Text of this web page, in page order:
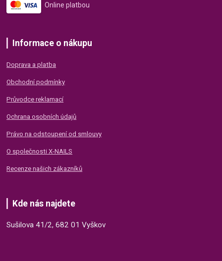
Online platbou
Informace o nákupu
Doprava a platba
Obchodní podmínky
Průvodce reklamací
Ochrana osobních údajů
Právo na odstoupení od smlouvy
O společnosti X-NAILS
Recenze našich zákazníků
Kde nás najdete
Sušilova 41/2, 682 01 Vyškov